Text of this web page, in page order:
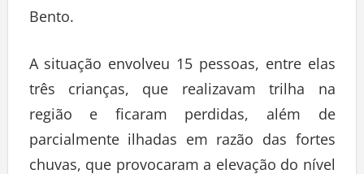
Bento.
A situação envolveu 15 pessoas, entre elas
três crianças, que realizavam trilha na
região e ficaram perdidas, além de
parcialmente ilhadas em razão das fortes
chuvas, que provocaram a elevação do nível